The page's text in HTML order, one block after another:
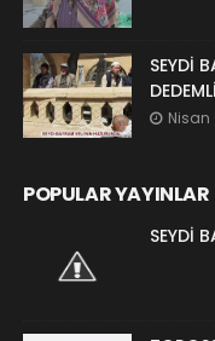
SEYDİ
Nisan
POPULAR YAYINLAR
SEYDİ